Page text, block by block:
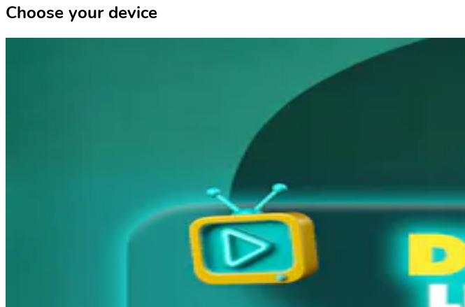
Choose your device